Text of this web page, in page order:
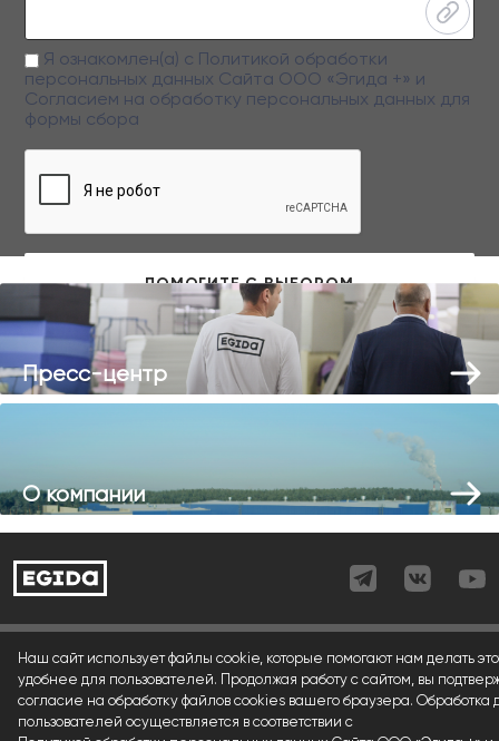
Заполняя данную форму вы даете свое согласие на обработку
персональных данных
Я ознакомлен(а) с Политикой обработки
персональных данных Сайта ООО «Эгида +» и
Согласием на обработку персональных данных для
формы сбора
Пресс-центр
О компании
Согласие (cookies)
Согласие (форма)
Согласие (регистрация)
Наш сайт использует файлы cookie, которые помогают нам делать
удобнее для пользователей. Продолжая работу с сайтом, вы
согласие на обработку файлов cookies вашего браузера. Обработка
пользователей осуществляется в соответствии с